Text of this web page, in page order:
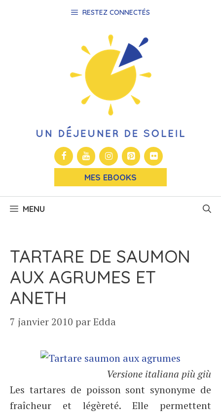
RESTEZ CONNECTÉS
MES EBOOKS
MENU
TARTARE DE SAUMON
AUX AGRUMES ET
ANETH
7 janvier 2010 parEdda
Versione italiana più giù
Les tartares de poisson sont synonyme de
fraîcheur et légèreté. Elle permettent